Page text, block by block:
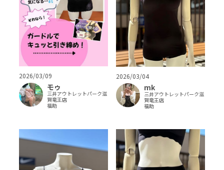
2026/03/09
モゥ
三井アウトレットパーク滋
賀竜王店
福助
2026/03/04
mk
三井アウトレットパーク滋
賀竜王店
福助